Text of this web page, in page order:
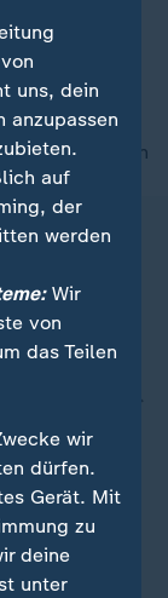
Christian
nach oben
uns, dein
anzupassen
auf
der
werden
Wir
von
das Teilen
wir
dürfen.
Gerät. Mit
zu
deine
unter